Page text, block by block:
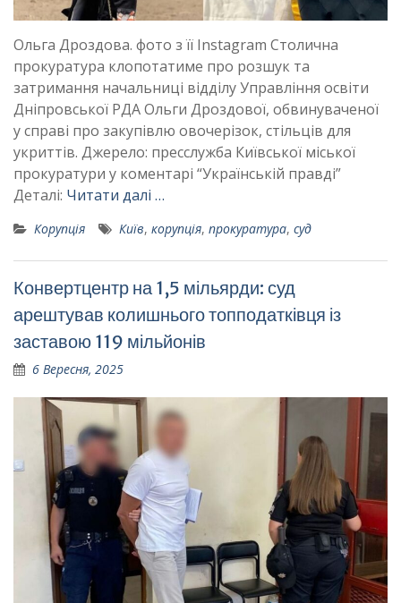
Ольга Дроздова. фото з її Instagram Столична
прокуратура клопотатиме про розшук та
затримання начальниці відділу Управління освіти
Дніпровської РДА Ольги Дроздової, обвинуваченої
у справі про закупівлю овочерізок, стільців для
укриттів. Джерело: пресслужба Київської міської
прокуратури у коментарі “Українській правді”
Деталі: Читати далі …
Корупція Київ, корупція, прокуратура, суд
Конвертцентр на 1,5 мільярди: суд
арештував колишнього топподатківця із
заставою 119 мільйонів
6 Вересня, 2025